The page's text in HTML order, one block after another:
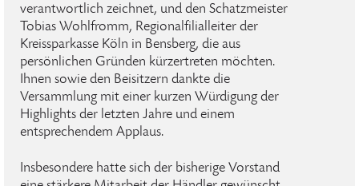
verantwortlich zeichnet, und den Schatzmeister
Tobias Wohlfromm, Regionalfilialleiter der
Kreissparkasse Köln in Bensberg, die aus
persönlichen Gründen kürzertreten möchten.
Ihnen sowie den Beisitzern dankte die
Versammlung mit einer kurzen Würdigung der
Highlights der letzten Jahre und einem
entsprechendem Applaus.
Insbesondere hatte sich der bisherige Vorstand